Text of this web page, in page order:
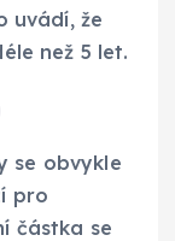
uvádí, že
než 5 let.
se obvykle
pro
částka se